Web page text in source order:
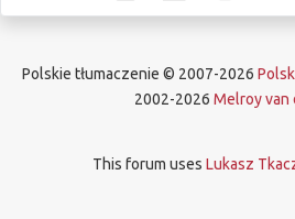
Polskie tłumaczenie © 2007-2026
2002-2026 Melroy van
This forum uses Lukasz